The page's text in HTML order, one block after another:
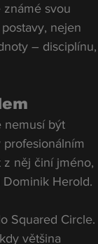
svou
nejen
– disciplínu,
nemusí být
z něj činí jméno,
Herold.
Squared Circle.
většina